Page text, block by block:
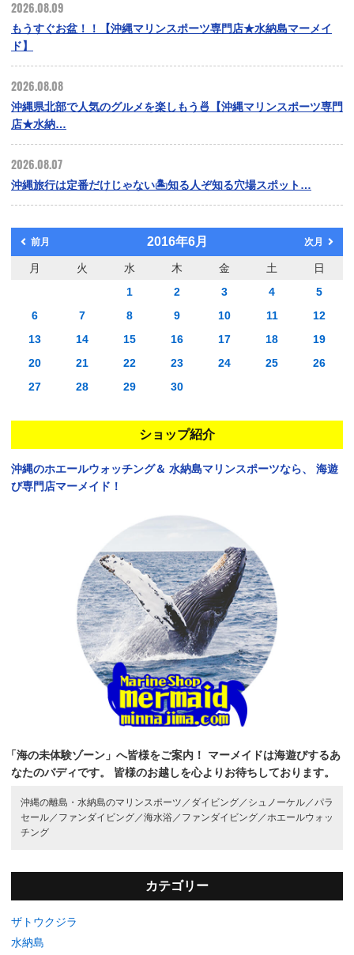
2026.08.09
もうすぐお盆！！【沖縄マリンスポーツ専門店★水納島マーメイ
ド】
2026.08.08
沖縄県北部で人気のグルメを楽しもう🍜【沖縄マリンスポーツ専門
店★水納…
2026.08.07
沖縄旅行は定番だけじゃない🏝️知る人ぞ知る穴場スポット…
前月 2016年6月 次月
月 火 水 木 金 土
日
1
2 3 4
5
6
7 8 9 10 11
12
13
14 15 16 17 18
19
20
21 22 23 24 25
26
27
28 29 30
ショップ紹介
沖縄のホエールウォッチング＆ 水納島マリンスポーツなら、
海遊
び専門店マーメイド！
「海の未体験ゾーン」へ皆様をご案内！
マーメイドは海遊びするあ
なたのバディです。
皆様のお越しを心よりお待ちしております。
沖縄の離島・水納島のマリンスポーツ／ ダイビング／ シュノーケル／パラ
セール／ ファンダイビング／海水浴／ ファンダイビング／ホエールウォッ
チング
カテゴリー
ザトウクジラ
水納島